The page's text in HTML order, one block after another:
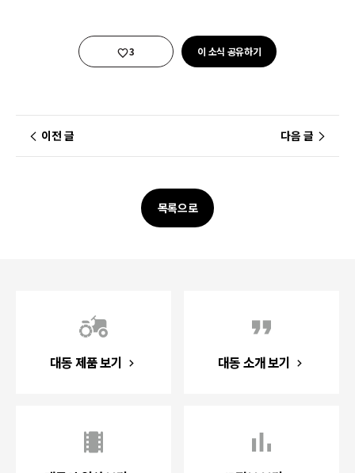
3 이 소식 공유하기
이전 글 다음 글
목록으로
대동 제품 보기 대동 소개 보기